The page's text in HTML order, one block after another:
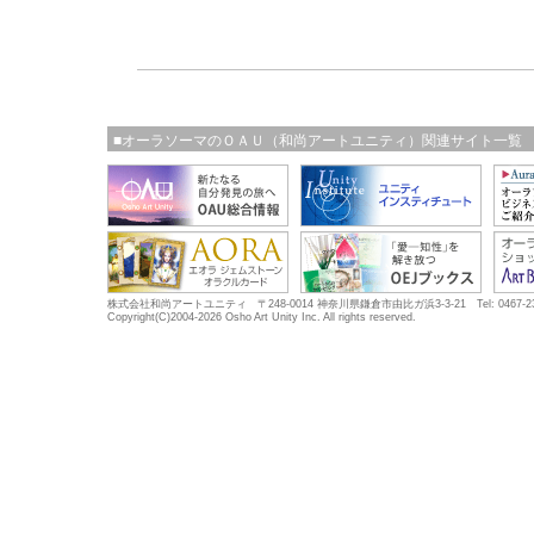
■オーラソーマのＯＡＵ（和尚アートユニティ）関連サイト一覧
株式会社和尚アートユニティ 〒248-0014 神奈川県鎌倉市由比ガ浜3-3-21 Tel: 0467-
Copyright(C)2004-2026 Osho Art Unity Inc. All rights reserved.